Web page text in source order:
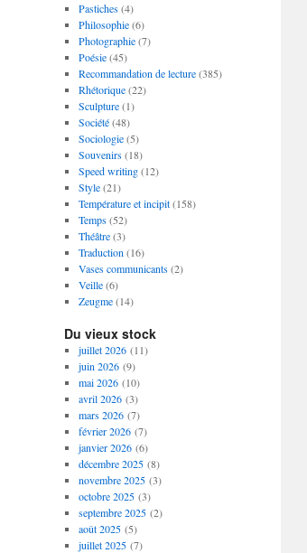
Pastiches(4)
Philosophie(6)
Photographie(7)
Poésie(45)
Recommandation de lecture(385)
Rhétorique(22)
Sculpture(1)
Société(48)
Sociologie(5)
Souvenirs(18)
Speed writing(12)
Style(21)
Température et incipit(158)
Temps(52)
Théâtre(3)
Traduction (16)
Vases communicants(2)
Veille(6)
Zeugme(14)
Du vieux stock
juillet 2026(11)
juin 2026(9)
mai 2026(10)
avril 2026(3)
mars 2026(7)
février 2026(7)
janvier 2026(6)
décembre 2025(8)
novembre 2025(3)
octobre 2025(3)
septembre 2025(2)
août 2025(5)
juillet 2025(7)